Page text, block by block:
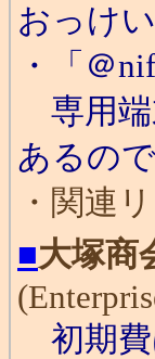
おっけ
・「＠
専用端
あるの
・関連
■大塚商
初期費